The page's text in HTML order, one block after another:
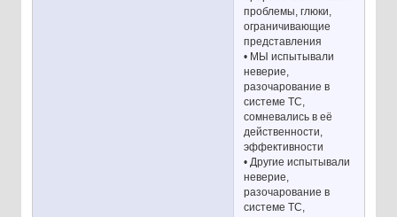
проблемы, глюки,
ограничивающие
представления
• МЫ испытывали
неверие,
разочарование в
системе ТС,
сомневались в её
действенности,
эффективности
• Другие испытывали
неверие,
разочарование в
системе ТС,